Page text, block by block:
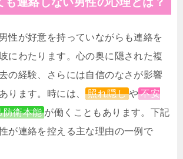
性が好意を持っていながらも連絡を
にわたります。心の奥に隠された複
の経験、さらには自信のなさが影響
ります。時には、 照れ隠し や 不安
防衛本能 が働くこともあります。下記
が連絡を控える主な理由の一例で